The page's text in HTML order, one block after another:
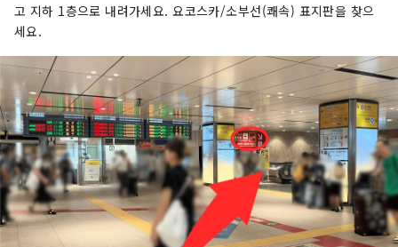
고 지하 1층으로 내려가세요. 요코스카/소부선(쾌속) 표지판을 찾으
세요.